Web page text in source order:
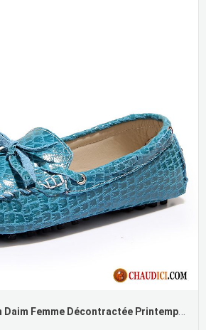
Mocassin Femme En Daim Femme Décontractée Printemps Chaussures De Conduite Arc